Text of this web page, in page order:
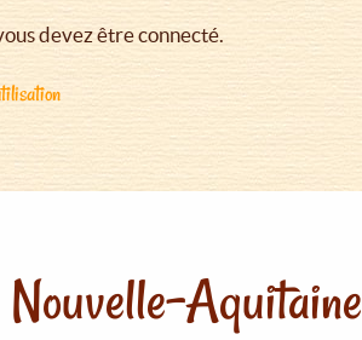
devez être connecté.
Aquitaine